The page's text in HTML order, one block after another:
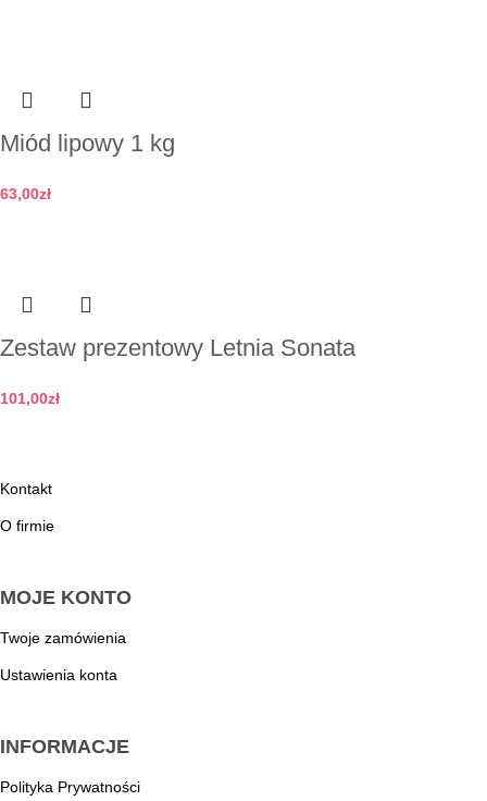
Miód lipowy 1 kg
63,00zł
Zestaw prezentowy Letnia Sonata
101,00zł
Kontakt
O firmie
MOJE KONTO
Twoje zamówienia
Ustawienia konta
INFORMACJE
Polityka Prywatności